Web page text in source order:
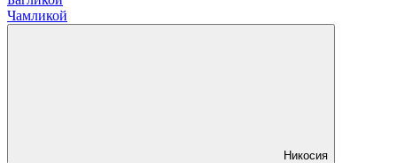
Чамликой
Никосия